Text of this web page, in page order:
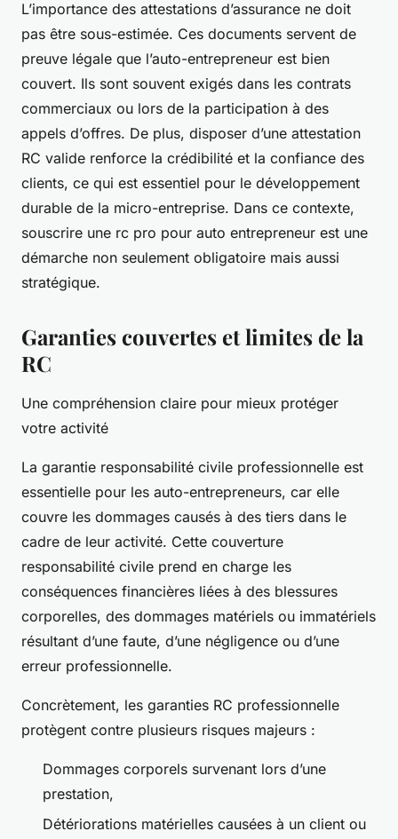
L’importance des attestations d’assurance ne doit
pas être sous-estimée. Ces documents servent de
preuve légale que l’auto-entrepreneur est bien
couvert. Ils sont souvent exigés dans les contrats
commerciaux ou lors de la participation à des
appels d’offres. De plus, disposer d’une attestation
RC valide renforce la crédibilité et la confiance des
clients, ce qui est essentiel pour le développement
durable de la micro-entreprise. Dans ce contexte,
souscrire une rc pro pour auto entrepreneur est une
démarche non seulement obligatoire mais aussi
stratégique.
Garanties couvertes et limites de la
RC
Une compréhension claire pour mieux protéger
votre activité
La garantie responsabilité civile professionnelle est
essentielle pour les auto-entrepreneurs, car elle
couvre les dommages causés à des tiers dans le
cadre de leur activité. Cette couverture
responsabilité civile prend en charge les
conséquences financières liées à des blessures
corporelles, des dommages matériels ou immatériels
résultant d’une faute, d’une négligence ou d’une
erreur professionnelle.
Concrètement, les garanties RC professionnelle
protègent contre plusieurs risques majeurs :
Dommages corporels survenant lors d’une
prestation,
Détériorations matérielles causées à un client ou